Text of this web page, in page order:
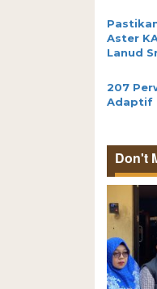
Aster
Lanud
207
Adaptif
Don't